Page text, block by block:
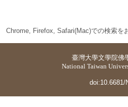
Chrome, Firefox, Safari(Mac)での検索を
臺灣大學文學院佛
National Taiwan
doi:10.6681/